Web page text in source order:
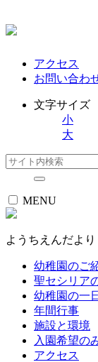
アクセス
お問い合わ
文字サイズ
小
大
MENU
ようちえんだより
幼稚園のご
聖セシリア
幼稚園の一日
年間行事
施設と環境
入園希望の
アクセス